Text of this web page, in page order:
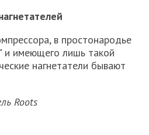
в простонародье
и имеющего лишь такой
нагнетатели бывают
Roots